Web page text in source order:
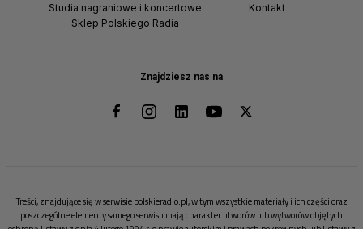
Znajdziesz nas na
Studia nagraniowe i koncertowe
Sklep Polskiego Radia
Kontakt
Treści, znajdujące się w serwisie polskieradio.pl, w tym wszystkie materiały i ich części oraz
poszczególne elementy samego serwisu mają charakter utworów lub wytworów objętych